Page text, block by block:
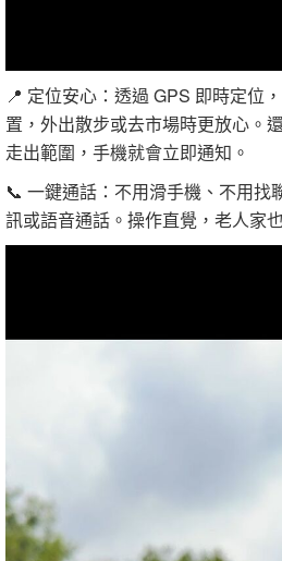
📍 定位安心：透過 GPS 即時定位
置，外出散步或去市場時更放心。
走出範圍，手機就會立即通知。
📞 一鍵通話：不用滑手機、不用找
訊或語音通話。操作直覺，老人家